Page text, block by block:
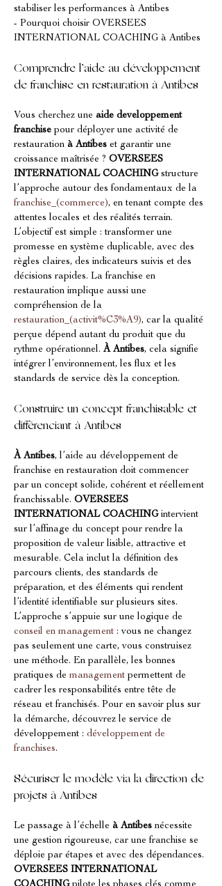
stabiliser les performances à Antibes
- Pourquoi choisir OVERSEES
INTERNATIONAL COACHING à Antibes
Comprendre l’aide au développement
de franchise en restauration à Antibes
Vous cherchez une aide developpement
franchise pour déployer une activité de
restauration à Antibes et garantir une
croissance maîtrisée ? OVERSEES
INTERNATIONAL COACHING structure
l’approche autour des fondamentaux de la
franchise_(commerce), en tenant compte des
attentes locales et des réalités terrain.
L’objectif est simple : transformer une
promesse en système duplicable, avec des
règles claires, des indicateurs suivis et des
décisions rapides. La franchise en
restauration implique aussi une
compréhension de la
restauration_(activit%C3%A9), car la qualité
perçue dépend autant du produit que du
rythme opérationnel. À Antibes, cela signifie
intégrer l’environnement, les flux et les
standards de service dès la conception.
Construire un concept franchisable et
différenciant à Antibes
À Antibes, l’aide au développement de
franchise en restauration doit commencer
par un concept solide, cohérent et réellement
franchissable. OVERSEES
INTERNATIONAL COACHING intervient
sur l’affinage du concept pour rendre la
proposition de valeur lisible, attractive et
mesurable. Cela inclut la définition des
parcours clients, des standards de
préparation, et des éléments qui rendent
l’identité identifiable sur plusieurs sites.
L’approche s’appuie sur une logique de
conseil en management : vous ne changez
pas seulement une carte, vous construisez
une méthode. En parallèle, les bonnes
pratiques de management permettent de
cadrer les responsabilités entre tête de
réseau et franchisés. Pour en savoir plus sur
la démarche, découvrez le service de
développement : développement de
franchises.
Sécuriser le modèle via la direction de
projets à Antibes
Le passage à l’échelle à Antibes nécessite
une gestion rigoureuse, car une franchise se
déploie par étapes et avec des dépendances.
OVERSEES INTERNATIONAL